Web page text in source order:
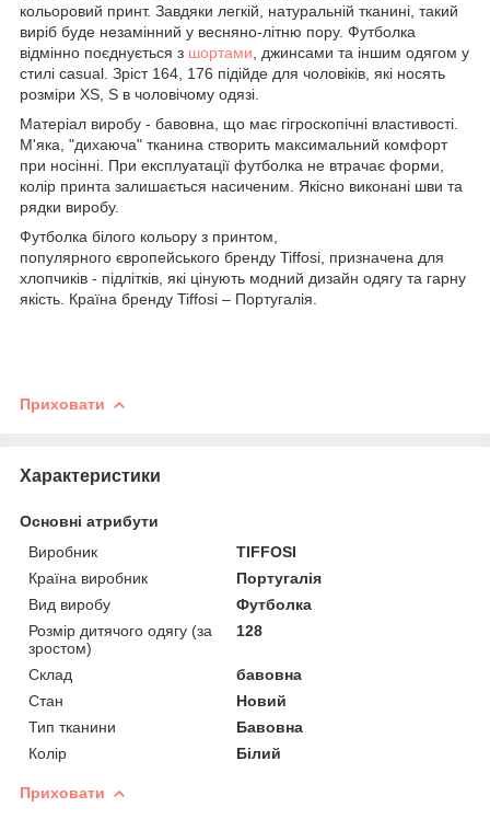
кольоровий принт. Завдяки легкій, натуральній тканині, такий
виріб буде незамінний у весняно-літню пору. Футболка
відмінно поєднується з шортами , джинсами та іншим одягом у
стилі casual. Зріст 164, 176 підійде для чоловіків, які носять
розміри XS, S в чоловічому одязі.
Матеріал виробу - бавовна, що має гігроскопічні властивості.
М'яка, "дихаюча" тканина створить максимальний комфорт
при носінні. При експлуатації футболка не втрачає форми,
колір принта залишається насиченим. Якісно виконані шви та
рядки виробу.
Футболка білого кольору з принтом,
популярного європейського бренду Tiffosi, призначена для
хлопчиків - підлітків, які цінують модний дизайн одягу та гарну
якість. Країна бренду Tiffosi – Португалія.
Приховати
Характеристики
Основні атрибути
Виробник
TIFFOSI
Країна виробник
Португалія
Вид виробу
Футболка
Розмір дитячого одягу (за
зростом)
128
Склад
бавовна
Стан
Новий
Тип тканини
Бавовна
Колір
Білий
Приховати